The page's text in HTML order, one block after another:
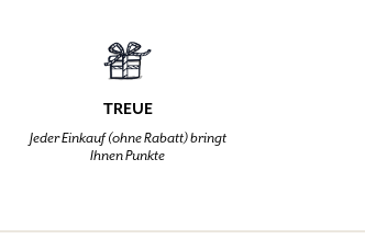
TREUE
Jeder Einkauf (ohne Rabatt) bringt
Ihnen Punkte